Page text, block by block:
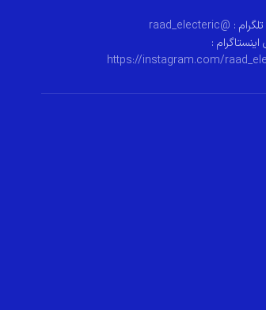
:
@raad_electeric
:
https://instagram.com/